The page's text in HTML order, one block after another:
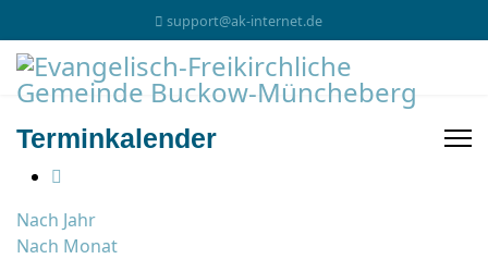
support@ak-internet.de
Terminkalender
Nach Jahr
Nach Monat